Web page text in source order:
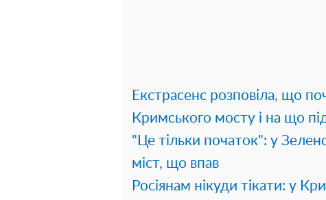
Екстрасенс розповіла, що
Кримського мосту і на що
"Це тільки початок": у
міст, що впав
Росіянам нікуди тікати: у